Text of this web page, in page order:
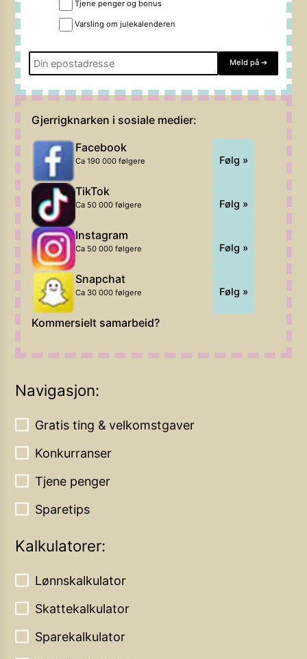
Tjene penger og bonus
Varsling om julekalenderen
Meld på ➔
Gjerrigknarken i sosiale medier:
Facebook
Ca 190 000 følgere Følg »
TikTok
Ca 50 000 følgere Følg »
Instagram
Ca 50 000 følgere Følg »
Snapchat
Ca 30 000 følgere Følg »
Kommersielt samarbeid?
Navigasjon:
Gratis ting & velkomstgaver
Konkurranser
Tjene penger
Sparetips
Kalkulatorer:
Lønnskalkulator
Skattekalkulator
Sparekalkulator